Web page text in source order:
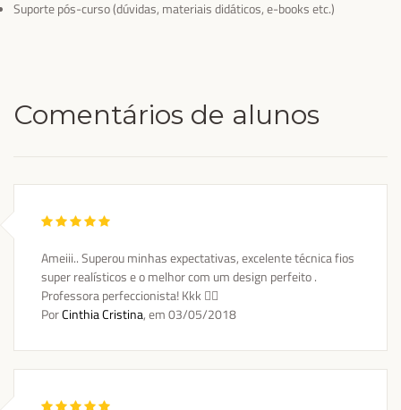
Suporte pós-curso (dúvidas, materiais didáticos, e-books etc.)
Comentários de alunos
Ameiii.. Superou minhas expectativas, excelente técnica fios
super realísticos e o melhor com um design perfeito .
Professora perfeccionista! Kkk 👌🏼
PorCinthia Cristina, em03/05/2018